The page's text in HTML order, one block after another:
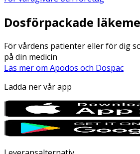
Dosförpackade
För vårdens patienter eller för dig
på din medicin
Läs mer om Apodos och Dospac
Ladda ner vår app